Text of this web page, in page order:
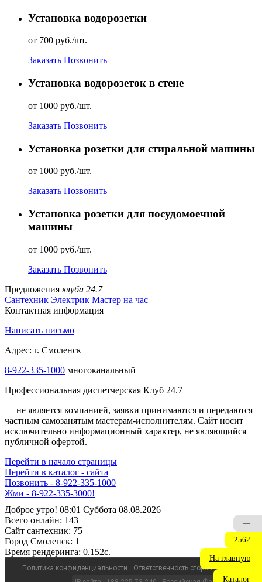
Установка водорозетки
от 700 руб./шт.
Заказать Позвонить
Установка водорозеток в стене
от 1000 руб./шт.
Заказать Позвонить
Установка розетки для стиральной машины
от 1000 руб./шт.
Заказать Позвонить
Установка розетки для посудомоечной
машины
от 1000 руб./шт.
Заказать Позвонить
Предложения клуба 24.7
Сантехник Электрик Мастер на час
Контактная информация
Написать письмо
Адрес: г. Смоленск
8-922-335-1000 многоканальный
Профессиональная диспетчерская Клуб 24.7
— не является компанией, заявки принимаются и передаются
частным самозанятым мастерам‑исполнителям. Сайт носит
исключительно информационный характер, не являющийся
публичной офертой.
Перейти в начало страницы
Перейти в каталог - сайта
Позвонить - 8-922-335-1000
Жми - 8-922-335-3000!
Доброе утро! 08:01 Суббота 08.08.2026
Всего онлайн: 143
Сайт cантехник: 75
Город Смоленск: 1
Время рендеринга: 0.152c.
Политика конфиденциальности
Ответственность сторон
—
2562
На главную
Каталог